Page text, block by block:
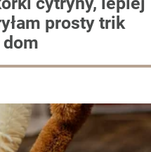
prosty trik